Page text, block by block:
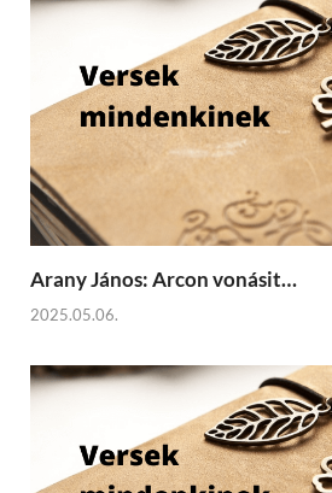
Arany János: Arcon vonásit…
2025.05.06.